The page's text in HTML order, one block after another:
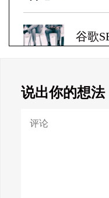
谷歌
说出你的想法